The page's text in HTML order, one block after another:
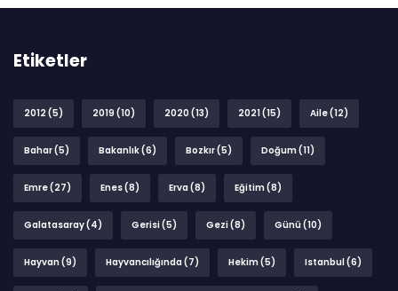
Etiketler
2012(5) 2019 (10) 2020 (13) 2021(15) Aile(12)
Bahar(5) Bakanlık(6) Bozkır(5) Doğum(11)
Emre(27) Enes(8) Erva(8) Eğitim(8)
Galatasaray(4) Gerisi(5) Gezi(8) Günü(10)
Hayvan(9) Hayvancılığında(7) Hekim(5) Istanbul(6)